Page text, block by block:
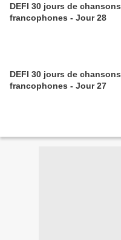
DEFI 30 jours de chansons
francophones - Jour 28
DEFI 30 jours de chansons
francophones - Jour 27